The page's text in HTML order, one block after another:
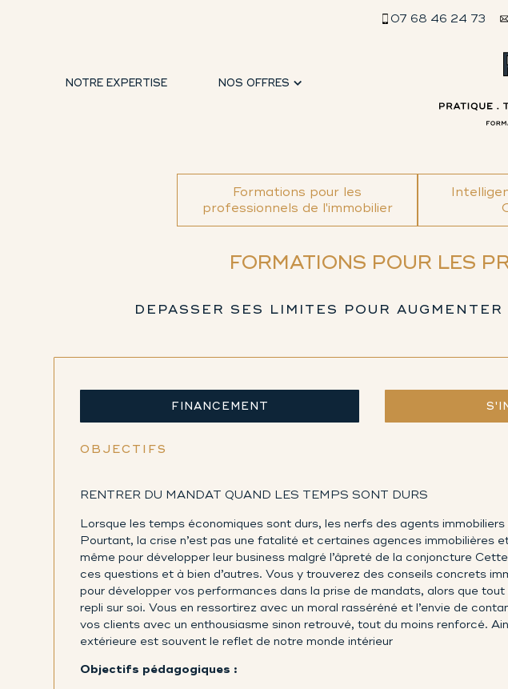
07 68 46 24 73
NOTRE EXPERTISE NOS OFFRES
Formations pour les
professionnels de l'immobilier
FORMATIONS POUR LES
DEPASSER SES LIMITES POUR
FINANCEMENT
OBJECTIFS
RENTRER DU MANDAT QUAND LES TEMPS SONT DURS
Lorsque les temps économiques sont durs, les nerfs des agents
Pourtant, la crise n’est pas une fatalité et certaines agences immobilières
même pour développer leur business malgré l’âpreté de la conjoncture
ces questions et à bien d’autres. Vous y trouverez des conseils concrets
pour développer vos performances dans la prise de mandats, alors que tout
repli sur soi. Vous en ressortirez avec un moral rasséréné et l’envie de
vos clients avec un enthousiasme sinon retrouvé, tout du moins renforcé.
extérieure est souvent le reflet de notre monde intérieur
Objectifs pédagogiques :